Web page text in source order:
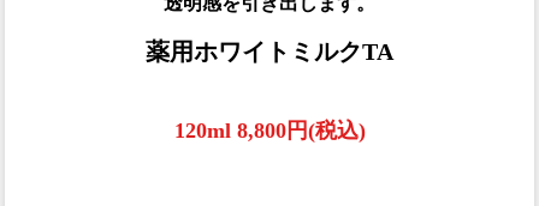
薬用ホワイトミルクTA
120ml 8,800円(税込)